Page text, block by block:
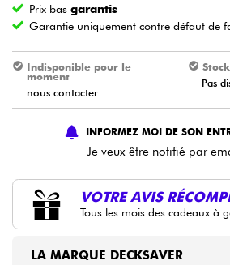
Batteries & Percu
Vents
Eveil Musical
Câbles & Access.
HiFi
Prix basgarantis
Garantie uniquement contre défaut de
Indisponible pour le
moment
nous contacter
Pas
INFORMEZ MOI DE SON
Je veux être notifié par
VOTRE AVIS
Tous les mois des cadeaux à
LA MARQUE DECKSAVER